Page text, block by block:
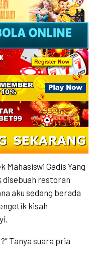
Mahasiswi Gadis Yang
disebuah restoran
aku sedang berada
kisah
Tanya suara pria